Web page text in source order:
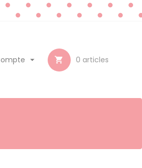
 0 articles
